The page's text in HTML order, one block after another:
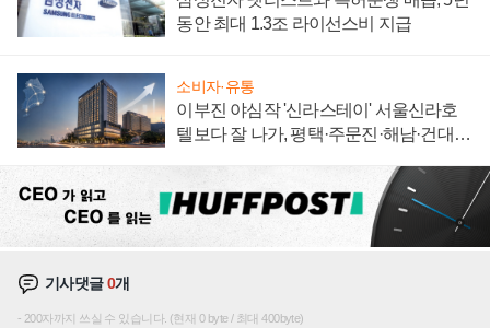
동안 최대 1.3조 라이선스비 지급
소비자·유통
이부진 야심작 '신라스테이' 서울신라호
텔보다 잘 나가, 평택·주문진·해남·건대로
기사댓글0개
200자까지 쓰실 수 있습니다. (현재 0 byte / 최대 400byte)